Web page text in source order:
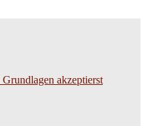
akzeptierst